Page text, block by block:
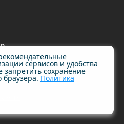
сервисов и удобства
запретить сохранение
браузера. Политика